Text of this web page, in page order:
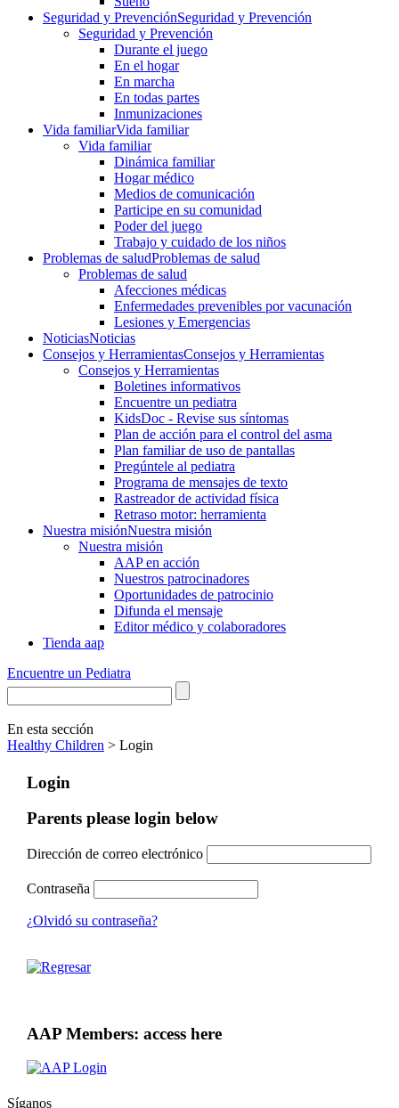
Seguridad y PrevenciónSeguridad y Prevención
Seguridad y Prevención
Durante el juego
En el hogar
En marcha
En todas partes
Inmunizaciones
Vida familiarVida familiar
Vida familiar
Dinámica familiar
Hogar médico
Medios de comunicación
Participe en su comunidad
Poder del juego
Trabajo y cuidado de los niños
Problemas de saludProblemas de salud
Problemas de salud
Afecciones médicas
Enfermedades prevenibles por vacunación
Lesiones y Emergencias
NoticiasNoticias
Consejos y HerramientasConsejos y Herramientas
Consejos y Herramientas
Boletines informativos
Encuentre un pediatra
KidsDoc - Revise sus síntomas
Plan de acción para el control del asma
Plan familiar de uso de pantallas
Pregúntele al pediatra
Programa de mensajes de texto
Rastre​​ador de activida​d física
Retraso motor: herramienta
Nuestra misiónNuestra misión
Nuestra misión
AAP en acción
Nuestros patrocinadores
Oportunidades de patrocinio
Difunda el mensaje
Editor médico y colaboradores
Tienda aap
Encuentre un Pediatra
En esta sección
Healthy Children > Login
Login
Parents please login below
Dirección de correo electrónico
Contraseña
¿Olvidó su contraseña?
AAP Members: access here
Síganos